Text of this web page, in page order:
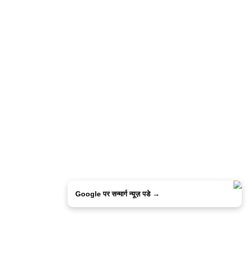
Google पर सन्मार्ग न्यूज़ पडे →